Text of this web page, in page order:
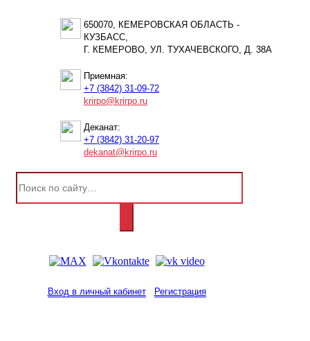
650070, КЕМЕРОВСКАЯ ОБЛАСТЬ -
КУЗБАСС,
Г. КЕМЕРОВО, УЛ. ТУХАЧЕВСКОГО, Д. 38А
Приемная:
+7 (3842) 31-09-72
krirpo@krirpo.ru
Деканат:
+7 (3842) 31-20-97
dekanat@krirpo.ru
Вход в личный кабинет Регистрация